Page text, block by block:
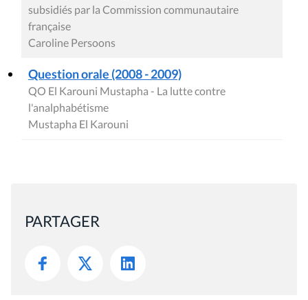
subsidiés par la Commission communautaire
française
Caroline Persoons
Question orale (2008 - 2009)
QO El Karouni Mustapha - La lutte contre
l'analphabétisme
Mustapha El Karouni
PARTAGER